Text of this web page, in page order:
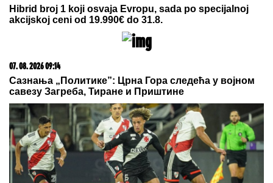
JURIMO TREĆI U NIZU!
današnjih goleada u prvom
poluvremenu